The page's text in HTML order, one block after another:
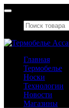
Главная
Термобелье
Носки
Технологии
Новости
Магазины